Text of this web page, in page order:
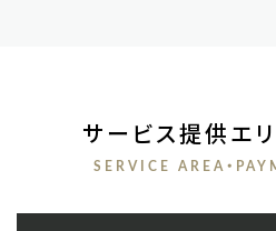
サービス提供エ
SERVICE AREA・